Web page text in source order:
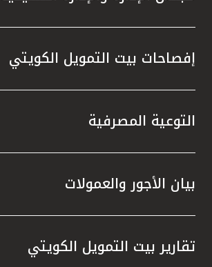
إفصاحات بيت التمويل الكويتي
التوعية المصرفية
بيان الأجور والعمولات
تقارير بيت التمويل الكويتي